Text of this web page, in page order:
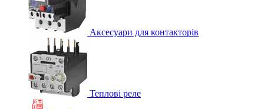
Аксесуари для контакторів
Теплові реле